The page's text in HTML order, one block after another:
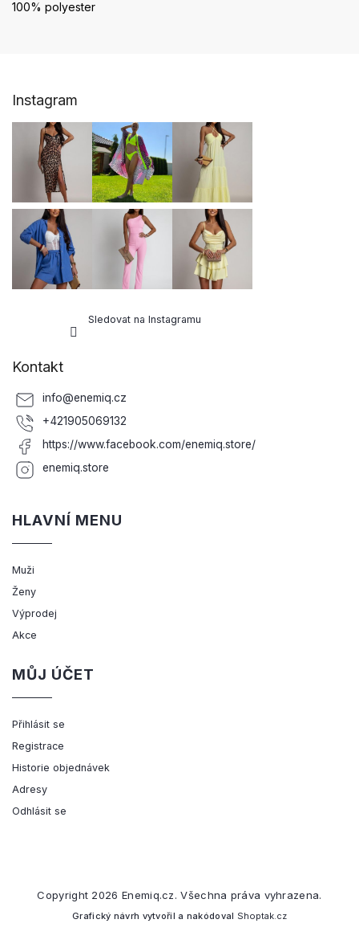
100% polyester
Instagram
Sledovat na Instagramu
Kontakt
info@enemiq.cz
+421905069132
https://www.facebook.com/enemiq.store/
enemiq.store
HLAVNÍ MENU
Muži
Ženy
Výprodej
Akce
MŮJ ÚČET
Přihlásit se
Registrace
Historie objednávek
Adresy
Odhlásit se
Copyright 2026 Enemiq.cz. Všechna práva vyhrazena.
Grafický návrh vytvořil a nakódoval Shoptak.cz